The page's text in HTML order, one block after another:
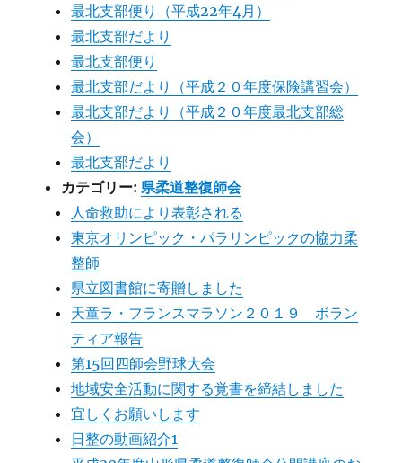
最北支部便り（平成22年4月）
最北支部だより
最北支部便り
最北支部だより（平成２０年度保険講習会）
最北支部だより（平成２０年度最北支部総
会）
最北支部だより
カテゴリー: 県柔道整復師会
人命救助により表彰される
東京オリンピック・パラリンピックの協力柔
整師
県立図書館に寄贈しました
天童ラ・フランスマラソン２０１９ ボラン
ティア報告
第15回四師会野球大会
地域安全活動に関する覚書を締結しました
宜しくお願いします
日整の動画紹介1